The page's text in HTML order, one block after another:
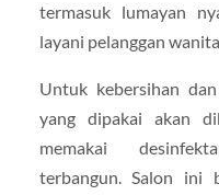
termasuk lumayan
layani pelanggan
Untuk kebersihan
yang dipakai akan
memakai
terbangun. Salon ini